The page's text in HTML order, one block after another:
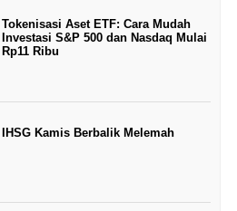
Tokenisasi Aset ETF: Cara Mudah
Investasi S&P 500 dan Nasdaq Mulai
Rp11 Ribu
IHSG Kamis Berbalik Melemah